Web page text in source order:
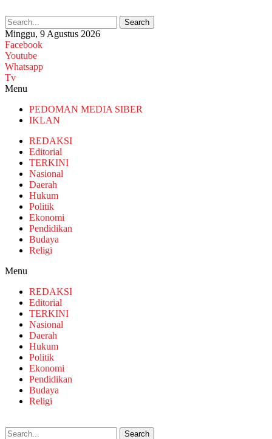
Search
Minggu, 9 Agustus 2026
Facebook
Youtube
Whatsapp
Tv
Menu
PEDOMAN MEDIA SIBER
IKLAN
REDAKSI
Editorial
TERKINI
Nasional
Daerah
Hukum
Politik
Ekonomi
Pendidikan
Budaya
Religi
Menu
REDAKSI
Editorial
TERKINI
Nasional
Daerah
Hukum
Politik
Ekonomi
Pendidikan
Budaya
Religi
Search